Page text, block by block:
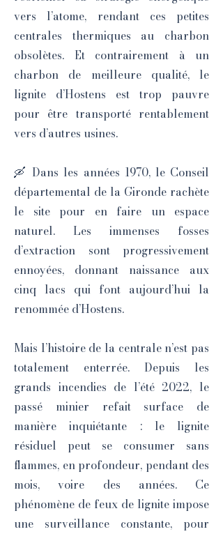
vers l’atome, rendant ces petites
centrales thermiques au charbon
obsolètes. Et contrairement à un
charbon de meilleure qualité, le
lignite d’Hostens est trop pauvre
pour être transporté rentablement
vers d’autres usines.
🛶 Dans les années 1970, le Conseil
départemental de la Gironde rachète
le site pour en faire un espace
naturel. Les immenses fosses
d’extraction sont progressivement
ennoyées, donnant naissance aux
cinq lacs qui font aujourd’hui la
renommée d’Hostens.
Mais l’histoire de la centrale n’est pas
totalement enterrée. Depuis les
grands incendies de l’été 2022, le
passé minier refait surface de
manière inquiétante : le lignite
résiduel peut se consumer sans
flammes, en profondeur, pendant des
mois, voire des années. Ce
phénomène de feux de lignite impose
une surveillance constante, pour